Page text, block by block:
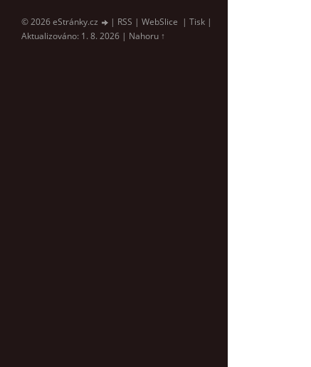
© 2026 eStránky.cz | RSS | WebSlice | Tisk |
Aktualizováno: 1. 8. 2026 | Nahoru ↑